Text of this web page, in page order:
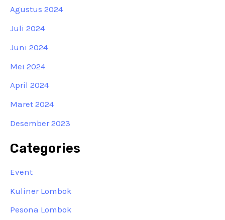
Agustus 2024
Juli 2024
Juni 2024
Mei 2024
April 2024
Maret 2024
Desember 2023
Categories
Event
Kuliner Lombok
Pesona Lombok